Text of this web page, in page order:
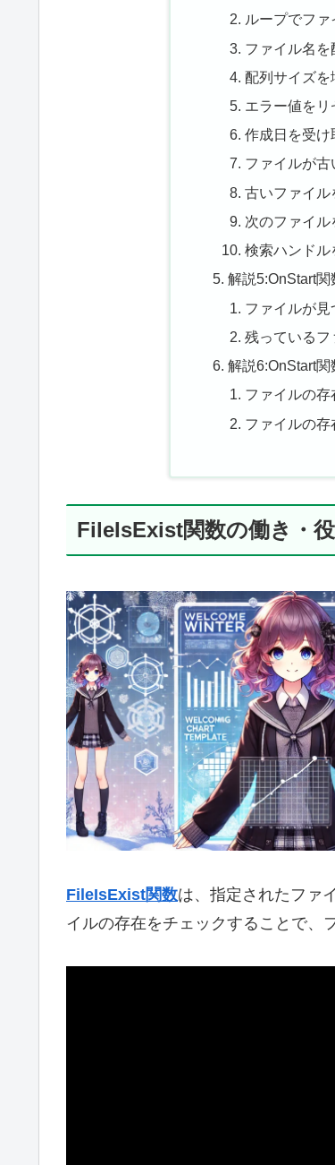
ループでフ
ファイル名を
配列サイズを
エラー値をリ
作成日を受け
ファイルが古
古いファイル
次のファイル
検索ハンドル
解説5:OnStart関
ファイルが
残っているフ
解説6:OnStart関
ファイルの
ファイルの存
FileIsExist関数の働き・
FileIsExist関数は、指定されたファ
イルの存在をチェックすることで、